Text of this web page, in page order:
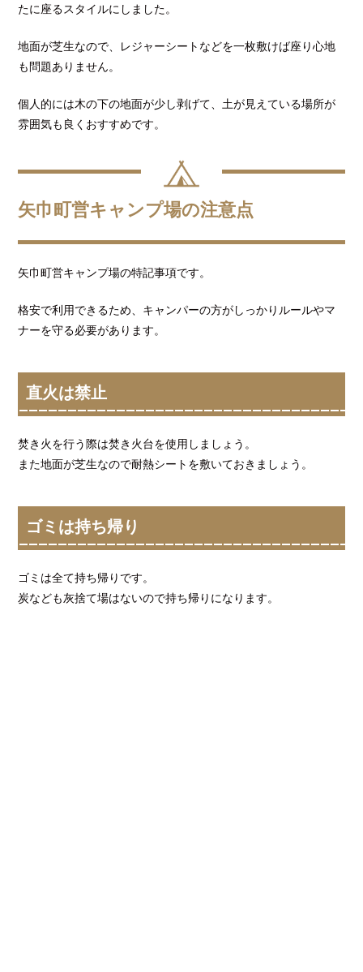
たに座るスタイルにしました。
地面が芝生なので、レジャーシートなどを一枚敷けば座り心地
も問題ありません。
個人的には木の下の地面が少し剥げて、土が見えている場所が
雰囲気も良くおすすめです。
矢巾町営キャンプ場の注意点
矢巾町営キャンプ場の特記事項です。
格安で利用できるため、キャンパーの方がしっかりルールやマ
ナーを守る必要があります。
直火は禁止
焚き火を行う際は焚き火台を使用しましょう。
また地面が芝生なので耐熱シートを敷いておきましょう。
ゴミは持ち帰り
ゴミは全て持ち帰りです。
炭なども灰捨て場はないので持ち帰りになります。